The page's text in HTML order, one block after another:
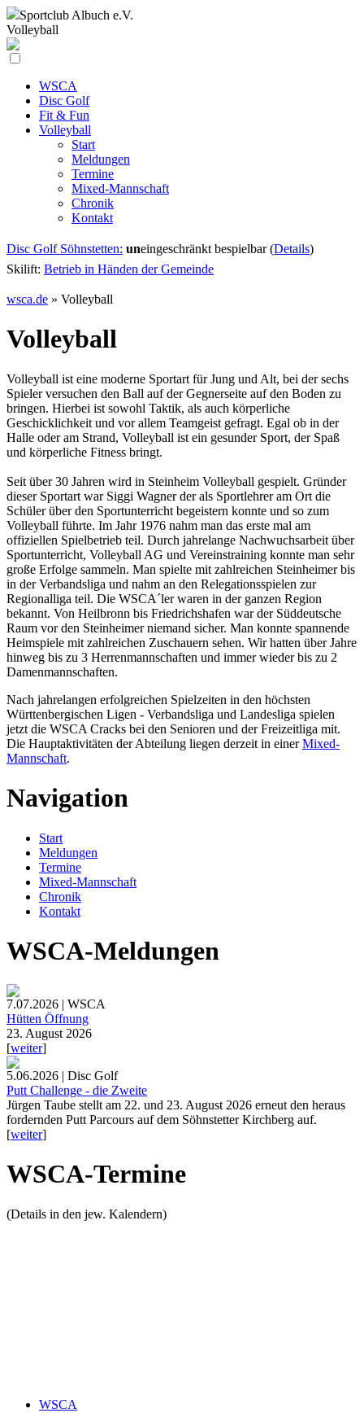
Sportclub Albuch e.V.
Volleyball
WSCA
Disc Golf
Fit & Fun
Volleyball
Start
Meldungen
Termine
Mixed-Mannschaft
Chronik
Kontakt
Disc Golf Söhnstetten: uneingeschränkt bespielbar (Details)
Skilift: Betrieb in Händen der Gemeinde
wsca.de » Volleyball
Volleyball
Volleyball ist eine moderne Sportart für Jung und Alt, bei der sechs
Spieler versuchen den Ball auf der Gegnerseite auf den Boden zu
bringen. Hierbei ist sowohl Taktik, als auch körperliche
Geschicklichkeit und vor allem Teamgeist gefragt. Egal ob in der
Halle oder am Strand, Volleyball ist ein gesunder Sport, der Spaß
und körperliche Fitness bringt.
Seit über 30 Jahren wird in Steinheim Volleyball gespielt. Gründer
dieser Sportart war Siggi Wagner der als Sportlehrer am Ort die
Schüler über den Sportunterricht begeistern konnte und so zum
Volleyball führte. Im Jahr 1976 nahm man das erste mal am
offiziellen Spielbetrieb teil. Durch jahrelange Nachwuchsarbeit über
Sportunterricht, Volleyball AG und Vereinstraining konnte man sehr
große Erfolge sammeln. Man spielte mit zahlreichen Steinheimer bis
in der Verbandsliga und nahm an den Relegationsspielen zur
Regionalliga teil. Die WSCA´ler waren in der ganzen Region
bekannt. Von Heilbronn bis Friedrichshafen war der Süddeutsche
Raum vor den Steinheimer niemand sicher. Man konnte spannende
Heimspiele mit zahlreichen Zuschauern sehen. Wir hatten über Jahre
hinweg bis zu 3 Herrenmannschaften und immer wieder bis zu 2
Damenmannschaften.
Nach jahrelangen erfolgreichen Spielzeiten in den höchsten
Württenbergischen Ligen - Verbandsliga und Landesliga spielen
jetzt die WSCA Cracks bei den Senioren und der Freizeitliga mit.
Die Hauptaktivitäten der Abteilung liegen derzeit in einerMixed-
Mannschaft.
Navigation
Start
Meldungen
Termine
Mixed-Mannschaft
Chronik
Kontakt
WSCA-Meldungen
7.07.2026 | WSCA
Hütten Öffnung
23. August 2026
[weiter]
5.06.2026 | Disc Golf
Putt Challenge - die Zweite
Jürgen Taube stellt am 22. und 23. August 2026 erneut den heraus
fordernden Putt Parcours auf dem Söhnstetter Kirchberg auf.
[weiter]
WSCA-Termine
(Details in den jew. Kalendern)
WSCA